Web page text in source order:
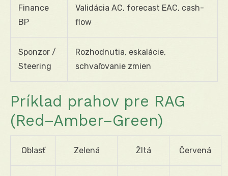
Finance
BP
Validácia AC, forecast EAC, cash-
flow
Sponzor /
Steering
Rozhodnutia, eskalácie,
schvaľovanie zmien
Príklad prahov pre RAG
(Red–Amber–Green)
Oblasť Zelená Žltá Červená